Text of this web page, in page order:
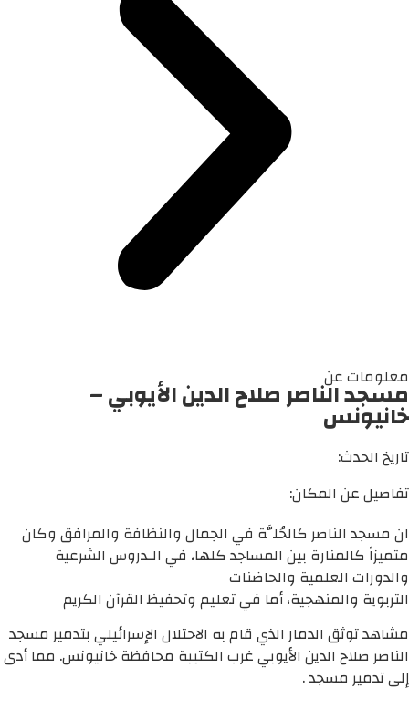
معلومات عن
مسجد الناصر صلاح الدين الأيوبي –
خانيونس
تاريخ الحدث:
تفاصيل عن المكان:
ان مسجد الناصر كالحُلَّة في الجمال والنظافة والمرافق وكان
متميزاً كالمنارة بين المساجد كلها، في الـدروس الشرعية
والدورات العلمية والحاضنات
التربوية والمنهجية، أما في تعليم وتحفيظ القرآن الكريم
مشاهد توثق الدمار الذي قام به الاحتلال الإسرائيلي بتدمير مسجد
الناصر صلاح الدين الأيوبي غرب الكتيبة محافظة خانيونس. مما أدى
إلى تدمير مسجد .